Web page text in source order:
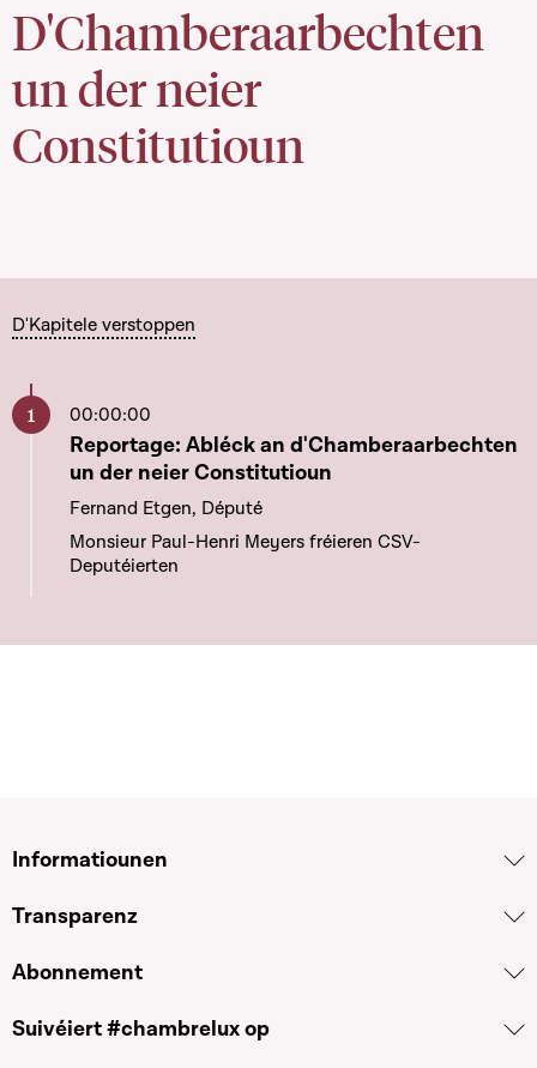
D'Chamberaarbechten
un der neier
Constitutioun
D'Kapitele verstoppen
00:00:00
Aller à ce chapitre
Reportage: Abléck an d'Chamberaarbechten
un der neier Constitutioun
Fernand Etgen, Député
Monsieur Paul-Henri Meyers fréieren CSV-
Deputéierten
Informatiounen
Transparenz
Abonnement
Suivéiert #chambrelux op